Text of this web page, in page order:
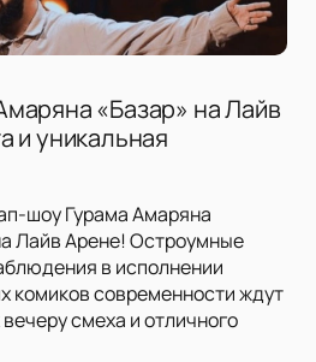
«Базар» на Лайв
и уникальная
шоу Гурама Амаряна
Лайв Арене! Остроумные
в исполнении
комиков современности ждут
смеха и отличного